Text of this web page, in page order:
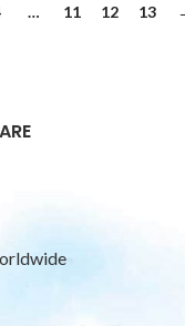
… 11 12 13